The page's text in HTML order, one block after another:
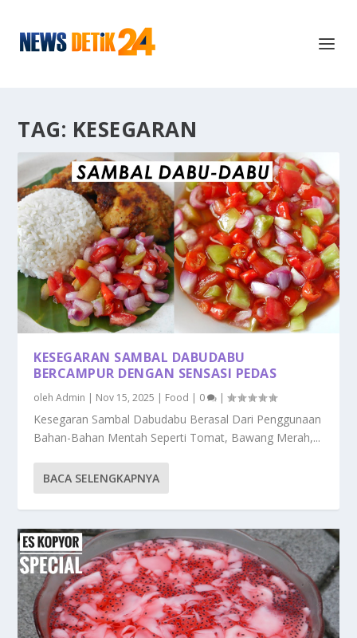
TAG: KESEGARAN
KESEGARAN SAMBAL DABUDABU
BERCAMPUR DENGAN SENSASI PEDAS
olehAdmin | Nov 15, 2025 | Food | 0 |
Kesegaran Sambal Dabudabu Berasal Dari Penggunaan
Bahan-Bahan Mentah Seperti Tomat, Bawang Merah,...
BACA SELENGKAPNYA